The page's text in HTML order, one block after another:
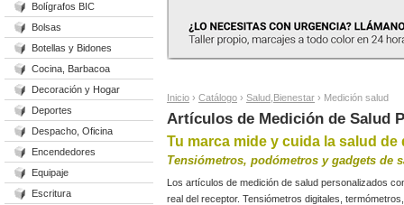
Bolígrafos BIC
Bolsas
Botellas y Bidones
Cocina, Barbacoa
Decoración y Hogar
Deportes
Despacho, Oficina
Encendedores
Equipaje
Escritura
Inicio › Catálogo › Salud,Bienestar › Medición salud
Artículos de Medición de Salud
Tu marca mide y cuida la salud
Tensiómetros, podómetros y gadgets de
Los artículos de medición de salud personalizados
real del receptor. Tensiómetros digitales,